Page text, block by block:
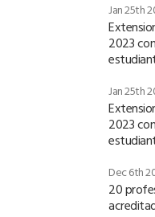
Jan 25th
2023
Jan 25th
2023
Dec 6th
20